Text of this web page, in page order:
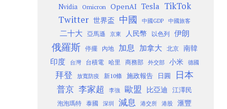
Nvidia Omicron OpenAI Tesla TikTok
Twitter 世界盃 中國 中國GDP 中國旅客
二十大 亞馬遜 京東 人民幣 以色列 伊朗
俄羅斯 停擺 內地 加息 加拿大 北京
南韓
印度
台灣 台積電 哈里 商務部 外交部 小米 德國
拜登 放寬防疫 新10條 施政報告 日圓 日本
普京 李家超 李強 歐盟 比亞迪 江澤民
泡泡瑪特 泰國 深圳 減息 港交所 港股 滙豐